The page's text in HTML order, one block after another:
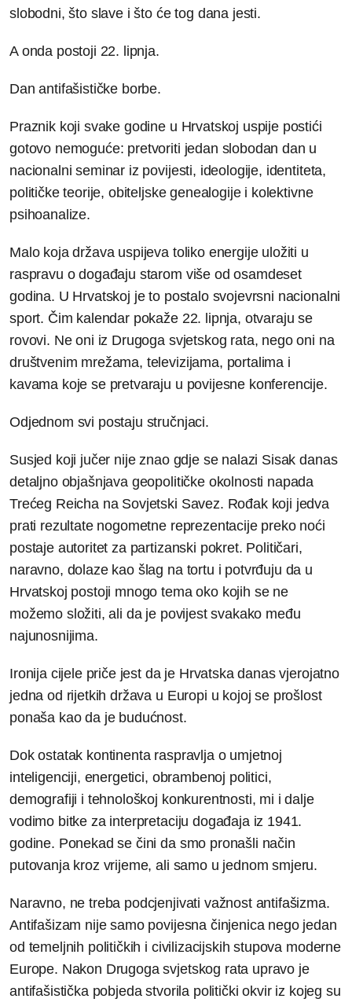
slobodni, što slave i što će tog dana jesti.
A onda postoji 22. lipnja.
Dan antifašističke borbe.
Praznik koji svake godine u Hrvatskoj uspije postići
gotovo nemoguće: pretvoriti jedan slobodan dan u
nacionalni seminar iz povijesti, ideologije, identiteta,
političke teorije, obiteljske genealogije i kolektivne
psihoanalize.
Malo koja država uspijeva toliko energije uložiti u
raspravu o događaju starom više od osamdeset
godina. U Hrvatskoj je to postalo svojevrsni nacionalni
sport. Čim kalendar pokaže 22. lipnja, otvaraju se
rovovi. Ne oni iz Drugoga svjetskog rata, nego oni na
društvenim mrežama, televizijama, portalima i
kavama koje se pretvaraju u povijesne konferencije.
Odjednom svi postaju stručnjaci.
Susjed koji jučer nije znao gdje se nalazi Sisak danas
detaljno objašnjava geopolitičke okolnosti napada
Trećeg Reicha na Sovjetski Savez. Rođak koji jedva
prati rezultate nogometne reprezentacije preko noći
postaje autoritet za partizanski pokret. Političari,
naravno, dolaze kao šlag na tortu i potvrđuju da u
Hrvatskoj postoji mnogo tema oko kojih se ne
možemo složiti, ali da je povijest svakako među
najunosnijima.
Ironija cijele priče jest da je Hrvatska danas vjerojatno
jedna od rijetkih država u Europi u kojoj se prošlost
ponaša kao da je budućnost.
Dok ostatak kontinenta raspravlja o umjetnoj
inteligenciji, energetici, obrambenoj politici,
demografiji i tehnološkoj konkurentnosti, mi i dalje
vodimo bitke za interpretaciju događaja iz 1941.
godine. Ponekad se čini da smo pronašli način
putovanja kroz vrijeme, ali samo u jednom smjeru.
Naravno, ne treba podcjenjivati važnost antifašizma.
Antifašizam nije samo povijesna činjenica nego jedan
od temeljnih političkih i civilizacijskih stupova moderne
Europe. Nakon Drugoga svjetskog rata upravo je
antifašistička pobjeda stvorila politički okvir iz kojeg su